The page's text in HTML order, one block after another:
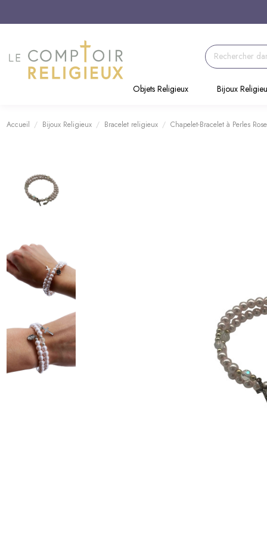
Objets Religieux Bijoux
Accueil Bijoux Religieux Bracelet religieux Chapelet-Bracelet à Perles